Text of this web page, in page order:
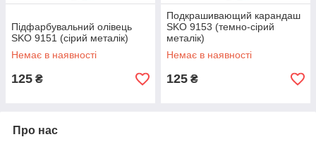
Підфарбувальний олівець
SKO 9151 (сірий металік)
Немає в наявності
125 ₴
Подкрашивающий карандаш
SKO 9153 (темно-сірий
металік)
Немає в наявності
125 ₴
Про нас